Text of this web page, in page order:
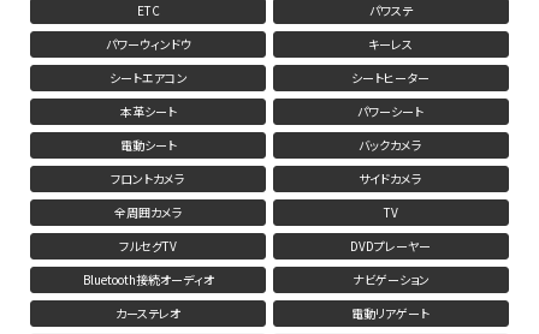
ETC
パワステ
パワーウィンドウ
キーレス
シートエアコン
シートヒーター
本革シート
パワーシート
電動シート
バックカメラ
フロントカメラ
サイドカメラ
全周囲カメラ
TV
フルセグTV
DVDプレーヤー
Bluetooth接続オーディオ
ナビゲーション
カーステレオ
電動リアゲート